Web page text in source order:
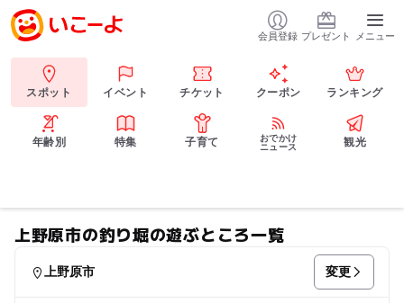
会員登録 プレゼント メニュー
スポット イベント チケット クーポン ランキング
年齢別 特集 子育て
おでかけ
ニュース
観光
上野原市の釣り堀の遊ぶところ一覧
上野原市 変更